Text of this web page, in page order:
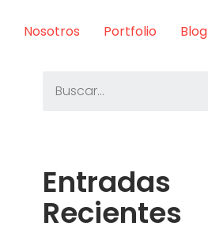
Nosotros Portfolio Blog
Entradas
Recientes